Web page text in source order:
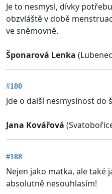
Je to nesmysl, dívky
obzvláště v době
ve sněmovně.
Šponarová Lenka
#180
Jde o další nesmyslnost do
Jana Kovářová
#188
Nejen jako matka, ale také
absolutně nesouhlasím!